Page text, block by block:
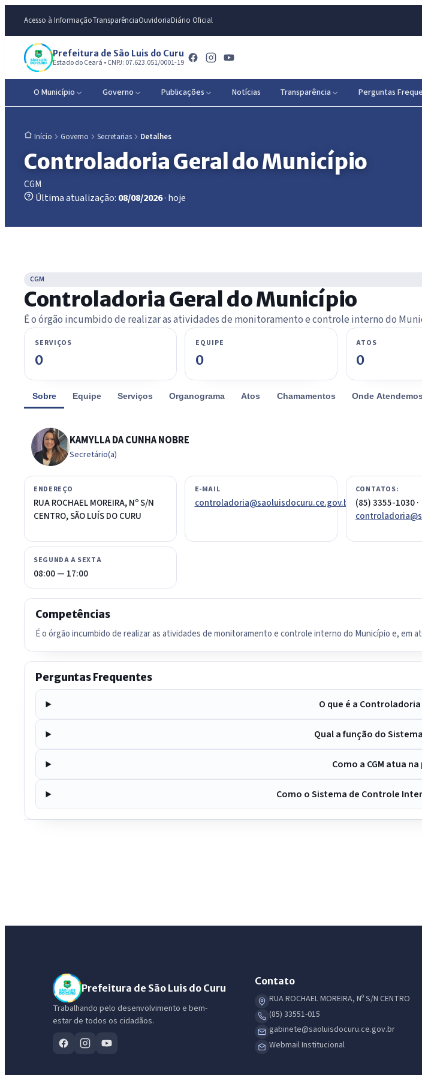
Acesso à InformaçãoTransparênciaOuvidoriaDiário Oficial
Prefeitura de São Luis do Curu
Estado do Ceará • CNPJ: 07.623.051/0001-19
O Município Governo Publicações Notícias Transparência Perguntas
Início Governo Secretarias Detalhes
Controladoria Geral do Município
CGM
Última atualização: 08/08/2026· hoje
CGM
Controladoria Geral do Município
É o órgão incumbido de realizar as atividades de monitoramento e controle interno do
SERVIÇOS
0
EQUIPE
0
ATOS
0
Sobre Equipe Serviços Organograma Atos Chamamentos Onde Atendemos
KAMYLLA DA CUNHA NOBRE
Secretário(a)
ENDEREÇO
RUA ROCHAEL MOREIRA, Nº S/N
CENTRO, SÃO LUÍS DO CURU
E-MAIL
controladoria@saoluisdocuru.ce.gov.br
CONTATOS:
(85) 3355-1030 ·
SEGUNDA A SEXTA
08:00 — 17:00
Competências
É o órgão incumbido de realizar as atividades de monitoramento e controle interno do Município e, em
Perguntas Frequentes
O que é a Controladoria
Qual a função do
Como a CGM atua
Como o Sistema de Controle
Prefeitura de São Luis do Curu
Trabalhando pelo desenvolvimento e bem-
estar de todos os cidadãos.
Contato
RUA ROCHAEL MOREIRA, Nº S/N CENTRO
(85) 33551-015
gabinete@saoluisdocuru.ce.gov.br
Webmail Institucional